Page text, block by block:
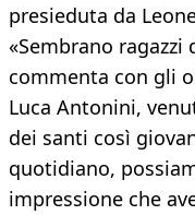
presieduta da
«Sembrano ragazzi
commenta con gli
Luca Antonini,
dei santi così
quotidiano,
impressione che